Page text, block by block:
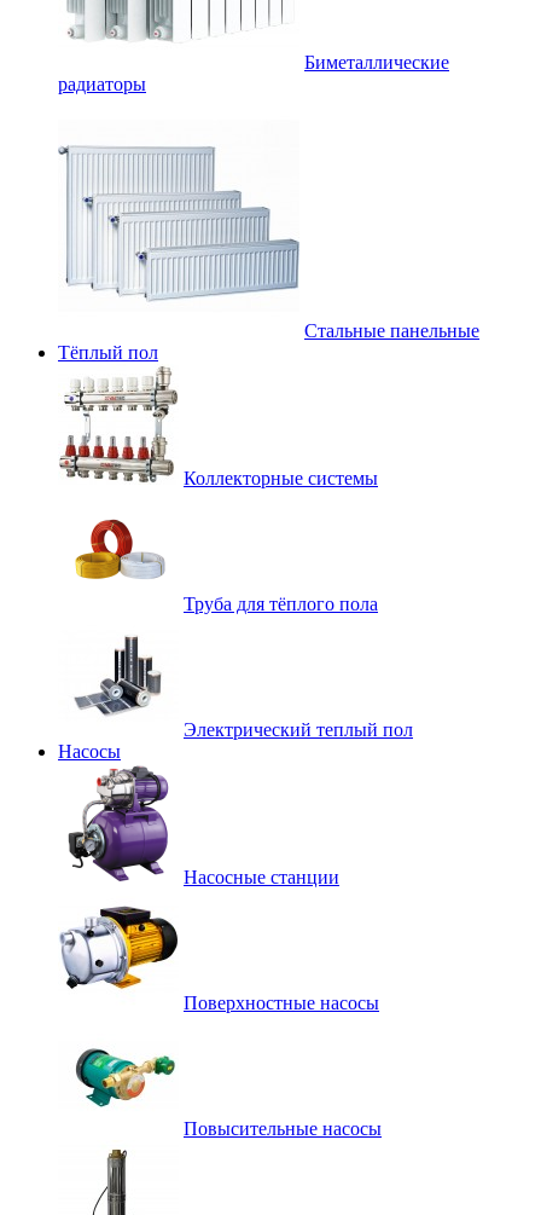
Биметаллические
радиаторы
Стальные панельные
Тёплый пол
Коллекторные системы
Труба для тёплого пола
Электрический теплый пол
Насосы
Насосные станции
Поверхностные насосы
Повысительные насосы